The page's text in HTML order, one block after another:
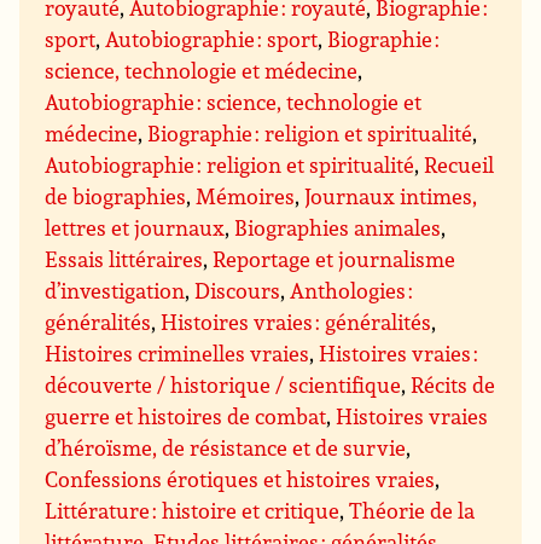
royauté,Autobiographie : royauté, Biographie :
sport,Autobiographie : sport, Biographie :
science, technologie et médecine,
Autobiographie : science, technologie et
médecine, Biographie : religion et spiritualité,
Autobiographie : religion et spiritualité,Recueil
de biographies,Mémoires,Journaux intimes,
lettres et journaux, Biographies animales,
Essais littéraires,Reportage et journalisme
d’investigation,Discours,Anthologies :
généralités,Histoires vraies : généralités,
Histoires criminelles vraies,Histoires vraies :
découverte / historique / scientifique,Récits de
guerre et histoires de combat,Histoires vraies
d’héroïsme, de résistance et de survie,
Confessions érotiques et histoires vraies,
Littérature : histoire et critique,Théorie de la